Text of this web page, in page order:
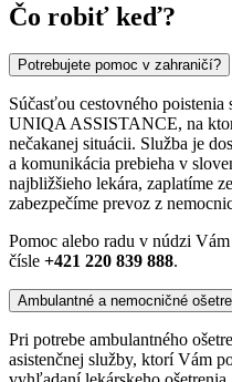
Čo robiť keď?
Potrebujete pomoc v zahraničí?
Súčasťou cestovného
UNIQA ASSISTANCE, na
nečakanej situácii. Služba je
a komunikácia prebieha v
najbližšieho lekára, zaplatíme
zabezpečíme prevoz z
Pomoc alebo radu v núdzi
čísle +421 220 839 888.
Ambulantné a nemocničné
Pri potrebe ambulantného
asistenčnej služby, ktorí Vám